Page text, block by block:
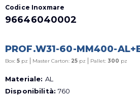
Codice Inoxmare
96646040002
PROF.W31-60-MM400-
Box: 5 pz | Master Carton: 25 pz | Pallet: 300 pz
Materiale: AL
Disponibilità:760